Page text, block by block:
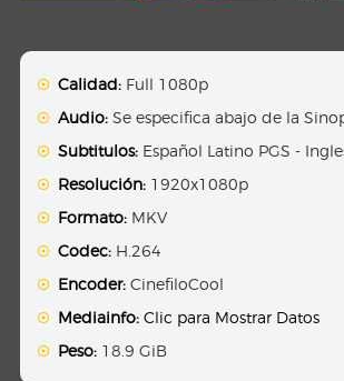
Calidad: Full 1080p
Audio: Se especifica abajo de la
Subtitulos: Español Latino PGS -
Resolución: 1920x1080p
Formato: MKV
Codec: H.264
Encoder: CinefiloCool
Mediainfo: Clic para Mostrar Datos
Peso: 18.9 GiB